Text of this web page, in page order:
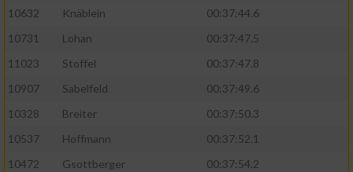
10632
Knäblein
00:37:44.6
10731
Lohan
00:37:47.5
11023
Stoffel
00:37:47.8
10907
Sabelfeld
00:37:49.6
10328
Breiter
00:37:50.3
10537
Hoffmann
00:37:52.1
10472
Gsottberger 00:37:54.2